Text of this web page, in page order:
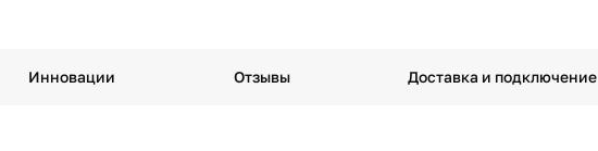
Инновации Отзывы Доставка и подключение